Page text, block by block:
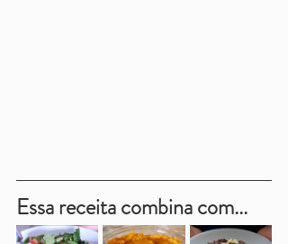
Essa receita combina com...